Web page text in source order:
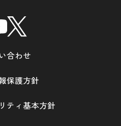
合わせ
保護方針
ティ基本方針